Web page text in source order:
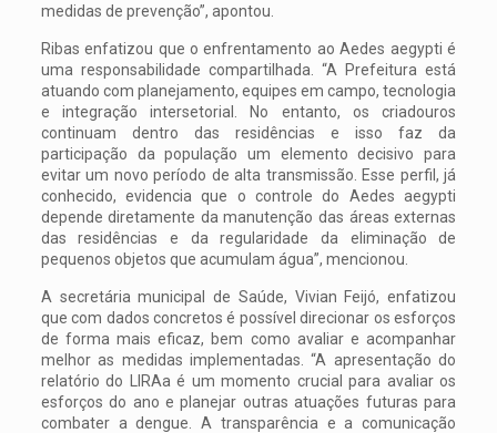
medidas de prevenção”, apontou.
Ribas enfatizou que o enfrentamento ao Aedes aegypti é
uma responsabilidade compartilhada. “A Prefeitura está
atuando com planejamento, equipes em campo, tecnologia
e integração intersetorial. No entanto, os criadouros
continuam dentro das residências e isso faz da
participação da população um elemento decisivo para
evitar um novo período de alta transmissão. Esse perfil, já
conhecido, evidencia que o controle do Aedes aegypti
depende diretamente da manutenção das áreas externas
das residências e da regularidade da eliminação de
pequenos objetos que acumulam água”, mencionou.
A secretária municipal de Saúde, Vivian Feijó, enfatizou
que com dados concretos é possível direcionar os esforços
de forma mais eficaz, bem como avaliar e acompanhar
melhor as medidas implementadas. “A apresentação do
relatório do LIRAa é um momento crucial para avaliar os
esforços do ano e planejar outras atuações futuras para
combater a dengue. A transparência e a comunicação